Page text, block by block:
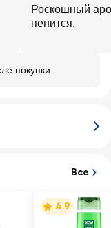
Роскошный
пенится.
покупки
Все
4.9